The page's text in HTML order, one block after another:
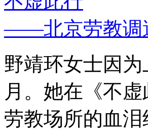
——北京劳教调
野靖环女士因
月。她在《不
劳教场所的血